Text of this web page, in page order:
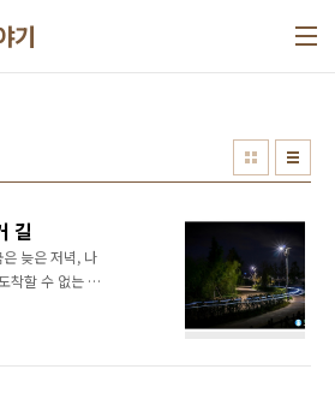
기
길
늦은 저녁, 나
착할 수 없는 목
명생태공원